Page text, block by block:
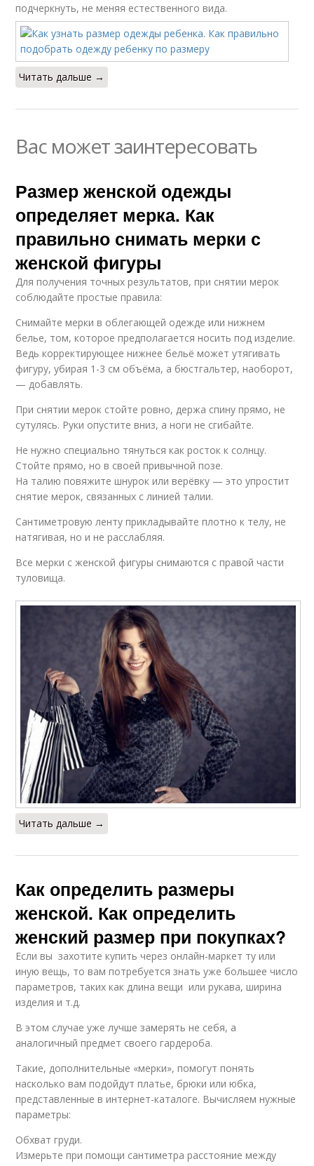
подчеркнуть, не меняя естественного вида.
Читать дальше →
Вас может заинтересовать
Размер женской одежды
определяет мерка. Как
правильно снимать мерки с
женской фигуры
Для получения точных результатов, при снятии мерок
соблюдайте простые правила:
Снимайте мерки в облегающей одежде или нижнем
белье, том, которое предполагается носить под изделие.
Ведь корректирующее нижнее бельё может утягивать
фигуру, убирая 1-3 см объёма, а бюстгальтер, наоборот,
— добавлять.
При снятии мерок стойте ровно, держа спину прямо, не
сутулясь. Руки опустите вниз, а ноги не сгибайте.
Не нужно специально тянуться как росток к солнцу.
Стойте прямо, но в своей привычной позе.
На талию повяжите шнурок или верёвку — это упростит
снятие мерок, связанных с линией талии.
Сантиметровую ленту прикладывайте плотно к телу, не
натягивая, но и не расслабляя.
Все мерки с женской фигуры снимаются с правой части
туловища.
Читать дальше →
Как определить размеры
женской. Как определить
женский размер при покупках?
Если вы захотите купить через онлайн-маркет ту или
иную вещь, то вам потребуется знать уже большее число
параметров, таких как длина вещи или рукава, ширина
изделия и т.д.
В этом случае уже лучше замерять не себя, а
аналогичный предмет своего гардероба.
Такие, дополнительные «мерки», помогут понять
насколько вам подойдут платье, брюки или юбка,
представленные в интернет-каталоге. Вычисляем нужные
параметры:
Обхват груди.
Измерьте при помощи сантиметра расстояние между